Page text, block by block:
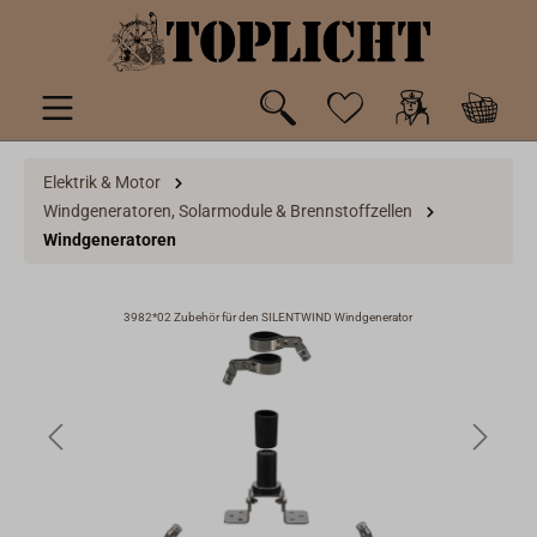
springen
Elektrik & Motor
Windgeneratoren, Solarmodule & Brennstoffzellen
Windgeneratoren
3982*02 Zubehör für den SILENTWIND Windgenerator